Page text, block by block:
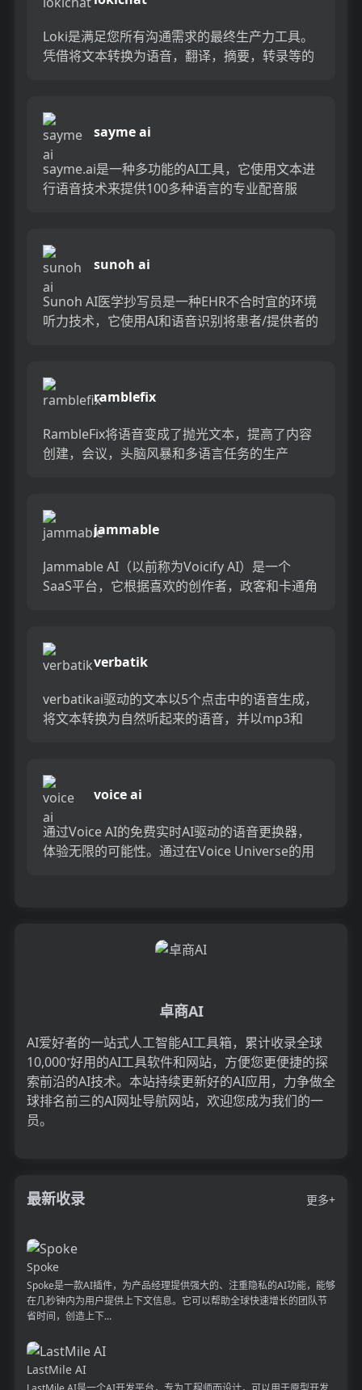
Loki是满足您所有沟通需求的最终生产力工具。
凭借将文本转换为语音，翻译，摘要，转录等的
sayme ai
sayme.ai是一种多功能的AI工具，它使用文本进
行语音技术来提供100多种语言的专业配音服
sunoh ai
Sunoh AI医学抄写员是一种EHR不合时宜的环境
听力技术，它使用AI和语音识别将患者/提供者的
ramblefix
RambleFix将语音变成了抛光文本，提高了内容
创建，会议，头脑风暴和多语言任务的生产
jammable
Jammable AI（以前称为Voicify AI）是一个
SaaS平台，它根据喜欢的创作者，政客和卡通角
verbatik
verbatikai驱动的文本以5个点击中的语音生成，
将文本转换为自然听起来的语音，并以mp3和
voice ai
通过Voice AI的免费实时AI驱动的语音更换器，
体验无限的可能性。通过在Voice Universe的用
卓商AI
AI爱好者的一站式人工智能AI工具箱，累计收录全球
10,000⁺好用的AI工具软件和网站，方便您更便捷的探
索前沿的AI技术。本站持续更新好的AI应用，力争做全
球排名前三的AI网址导航网站，欢迎您成为我们的一
员。
最新收录 更多+
Spoke
Spoke是一款AI插件，为产品经理提供强大的、注重隐私的AI功能，能够
在几秒钟内为用户提供上下文信息。它可以帮助全球快速增长的团队节
省时间，创造上下...
LastMile AI